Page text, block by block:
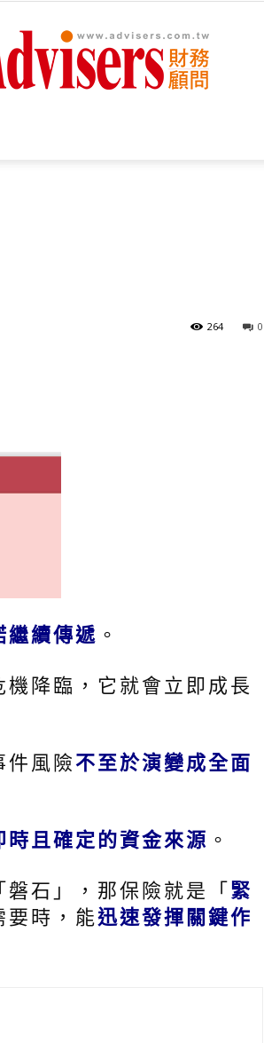
誌
0
264
繼續傳遞 。
機降臨，它就會立即成長
件風險不至於演變成全面
時且確定的資金來源 。
石」，那保險就是「 緊
要時，能迅速發揮關鍵作